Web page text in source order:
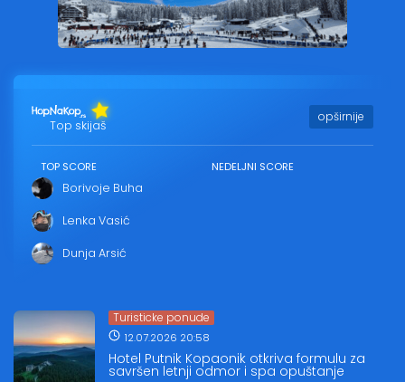
Top skijaš
opširnije
TOP SCORE
Borivoje Buha
Lenka Vasić
Dunja Arsić
NEDELJNI SCORE
Turisticke ponude
12.07.2026 20:58
Hotel Putnik Kopaonik otkriva formulu za
savršen letnji odmor i spa opuštanje